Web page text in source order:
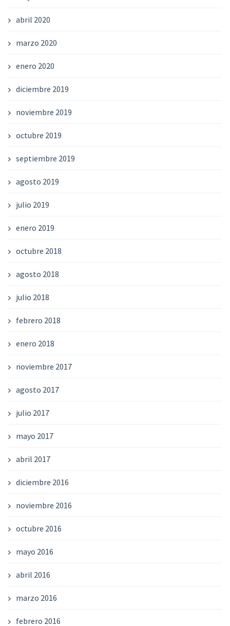
abril 2020
marzo 2020
enero 2020
diciembre 2019
noviembre 2019
octubre 2019
septiembre 2019
agosto 2019
julio 2019
enero 2019
octubre 2018
agosto 2018
julio 2018
febrero 2018
enero 2018
noviembre 2017
agosto 2017
julio 2017
mayo 2017
abril 2017
diciembre 2016
noviembre 2016
octubre 2016
mayo 2016
abril 2016
marzo 2016
febrero 2016